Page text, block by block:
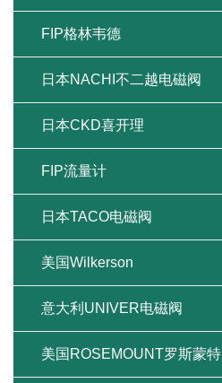
FIP格林韦德
日本NACHI不二越电磁阀
日本CKD喜开理
FIP流量计
日本TACO电磁阀
美国Wilkerson
意大利UNIVER电磁阀
美国ROSEMOUNT罗斯蒙特